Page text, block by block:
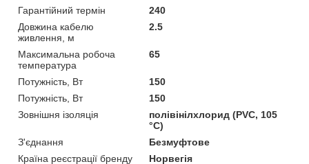
Гарантійний термін
240
Довжина кабелю
живлення, м
2.5
Максимальна робоча
температура
65
Потужність, Вт
150
Потужність, Вт
150
Зовнішня ізоляція
полівінілхлорид (PVC, 105
°C)
З'єднання
Безмуфтове
Країна реєстрації бренду
Норвегія